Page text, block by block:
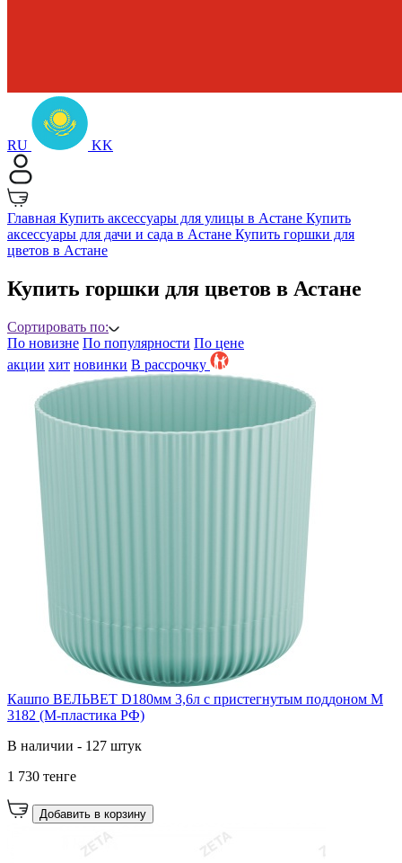
RU KK
Главная Купить аксессуары для улицы в Астане Купить
аксессуары для дачи и сада в Астане Купить горшки для
цветов в Астане
Купить горшки для цветов в Астане
Сортировать по:
По новизне По популярности По цене
акции хит новинки B рассрочку
Кашпо ВЕЛЬВЕТ D180мм 3,6л с пристегнутым поддоном М
3182 (М-пластика РФ)
В наличии - 127 штук
1 730 тенге
Добавить в корзину